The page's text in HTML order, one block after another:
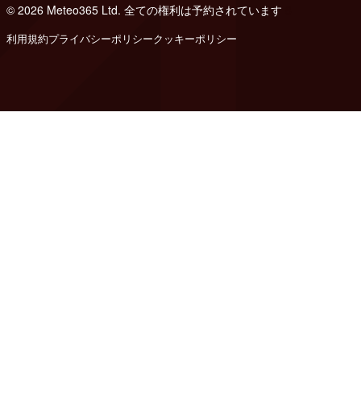
© 2026 Meteo365 Ltd. 全ての権利は予約されています
利用規約プライバシーポリシークッキーポリシー